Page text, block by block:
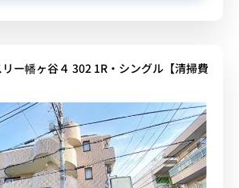
ー幡ヶ谷４ 302 1R・シングル【清掃費